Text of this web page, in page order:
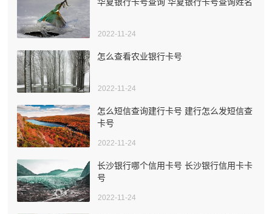
2022-11-24
怎么查看农业银行卡号
2022-11-24
怎么短信查询建行卡号 建行怎么发短信查
卡号
2022-11-24
长沙银行哪个信用卡号 长沙银行信用卡卡
号
2022-11-24